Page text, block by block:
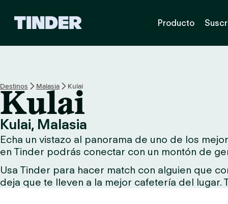
i
o
Producto
Destinos Malasia Kulai
Kulai
Kulai, Malasia
Echa un vistazo al panorama de uno de los
en Tinder podrás conectar con un montón de
Usa Tinder para hacer match con alguien que
deja que te lleven a la mejor cafetería del